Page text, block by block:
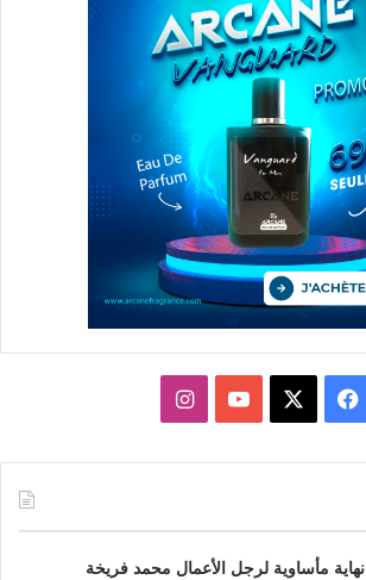
فيسبوك يوتيوبانستقرام
نهاية مأساوية لرجل الأعمال محمد فريخة